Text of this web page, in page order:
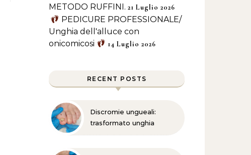
METODO RUFFINI. 21 Luglio 2026
PEDICURE PROFESSIONALE/
Unghia dell'alluce con
onicomicosi
14 Luglio 2026
RECENT POSTS
Discromie ungueali:
trasformato unghia